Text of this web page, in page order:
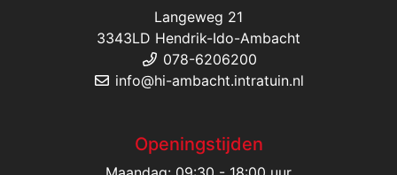
Langeweg 21
3343LD Hendrik-Ido-Ambacht
078-6206200
info@hi-ambacht.intratuin.nl
Openingstijden